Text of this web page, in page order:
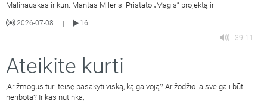
Malinauskas ir kun. Mantas Mileris. Pristato „Magis“ projektą ir
2026-07-08 |
16
39:11
Ateikite kurti
,Ar žmogus turi teisę pasakyti viską, ką galvoją? Ar žodžio laisvė gali būti
neribota? Ir kas nutinka,